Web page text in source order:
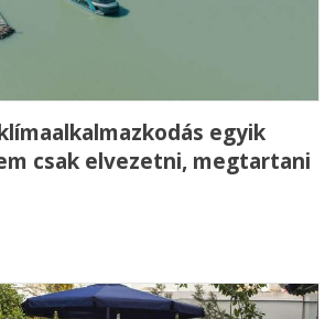
egyik
csak elvezetni, megtartani